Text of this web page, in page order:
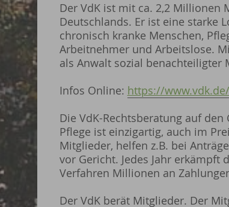
Der VdK ist mit ca. 2,2 Millionen
Deutschlands. Er ist eine starke
chronisch kranke Menschen,
Arbeitnehmer und Arbeitslose.
als Anwalt sozial benachteiligter
Infos Online: https://
Die VdK-Rechtsberatung auf
Pflege ist einzigartig, auch im
Mitglieder, helfen z.B. bei
vor Gericht. Jedes Jahr
Verfahren Millionen an
Der VdK berät Mitglieder. Der